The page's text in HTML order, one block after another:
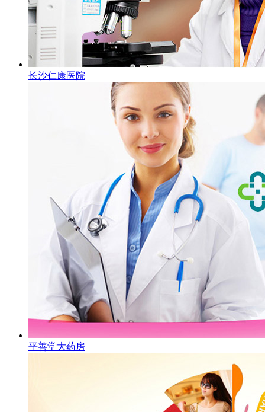
长沙仁康医院
平善堂大药房